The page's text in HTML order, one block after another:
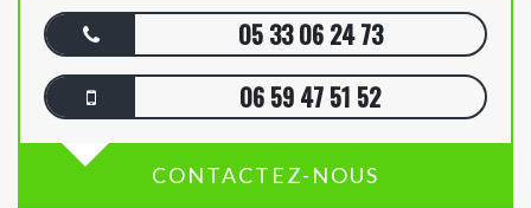
05 33 06 24 73
06 59 47 51 52
CONTACTEZ-NOUS